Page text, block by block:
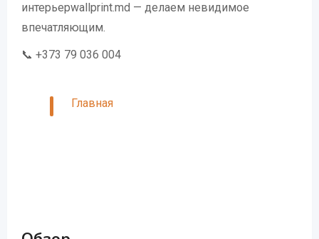
интерьерwallprint.md — делаем невидимое
впечатляющим.
📞 +373 79 036 004
Главная